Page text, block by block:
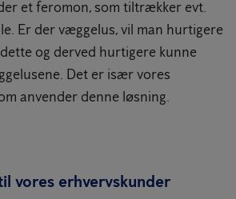
et feromon, som tiltrækker evt.
Er der væggelus, vil man hurtigere
og derved hurtigere kunne
Det er især vores
anvender denne løsning.
vores erhvervskunder